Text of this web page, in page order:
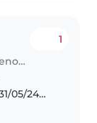
Niñera en Caseros (Buenos Aires)
1
05/24